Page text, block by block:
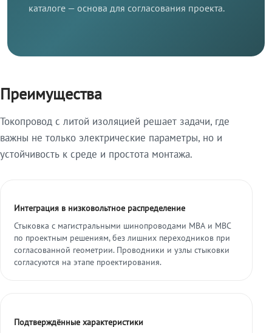
каталоге — основа для согласования проекта.
Преимущества
Токопровод с литой изоляцией решает задачи, где
важны не только электрические параметры, но и
устойчивость к среде и простота монтажа.
Интеграция в низковольтное распределение
Стыковка с магистральными шинопроводами МВА и МВС
по проектным решениям, без лишних переходников при
согласованной геометрии. Проводники и узлы стыковки
согласуются на этапе проектирования.
Подтверждённые характеристики